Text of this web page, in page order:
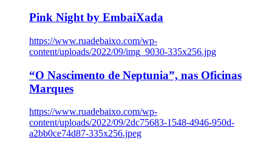
Pink Night by EmbaiXada
https://www.ruadebaixo.com/wp-
content/uploads/2022/09/img_9030-335x256.jpg
“O Nascimento de Neptunia”, nas Oficinas
Marques
https://www.ruadebaixo.com/wp-
content/uploads/2022/09/2dc75683-1548-4946-950d-
a2bb0ce74d87-335x256.jpeg